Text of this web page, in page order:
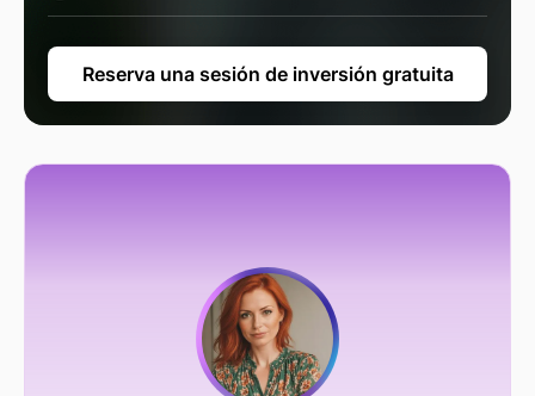
Reserva una sesión de inversión gratuita